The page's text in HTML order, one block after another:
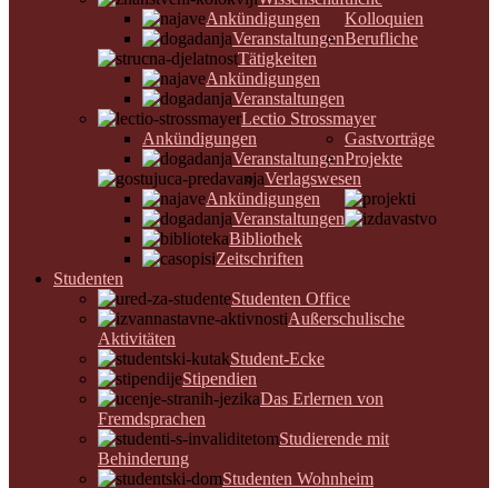
Kolloquien
Ankündigungen
VeranstaltungenBerufliche
Tätigkeiten
Ankündigungen
Veranstaltungen
Lectio Strossmayer
Ankündigungen
Veranstaltungen
Gastvorträge
Ankündigungen
Veranstaltungen
Projekte
Verlagswesen
Bibliothek
Zeitschriften
Studenten
Studenten Office
Außerschulische
Aktivitäten
Student-Ecke
Stipendien
Das Erlernen von
Fremdsprachen
Studierende mit
Behinderung
Studenten Wohnheim